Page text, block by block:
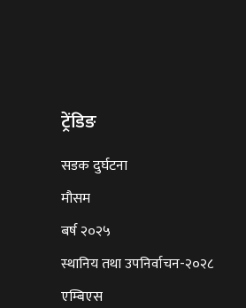
ट्रेंडिङ
सडक दुर्घटना
मौसम
बर्ष २०२५
स्थानिय तथा उपनिर्वाचन-२०२८
एम्बिएस